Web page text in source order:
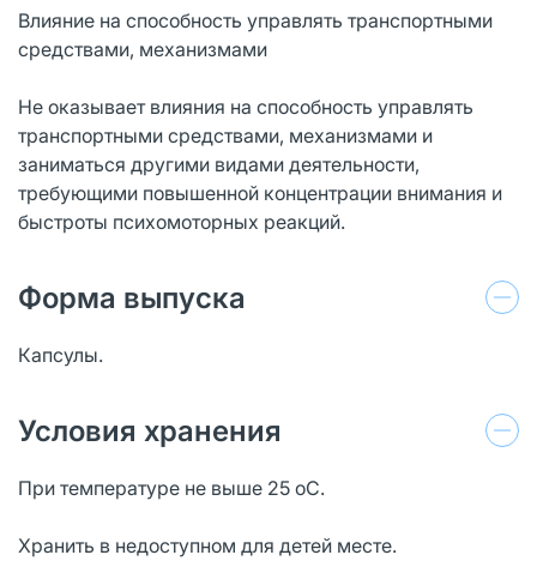
Влияние на способность управлять транспортными
средствами, механизмами
Не оказывает влияния на способность управлять
транспортными средствами, механизмами и
заниматься другими видами деятельности,
требующими повышенной концентрации внимания и
быстроты психомоторных реакций.
Форма выпуска
Капсулы.
Условия хранения
При температуре не выше 25 оС.
Хранить в недоступном для детей месте.